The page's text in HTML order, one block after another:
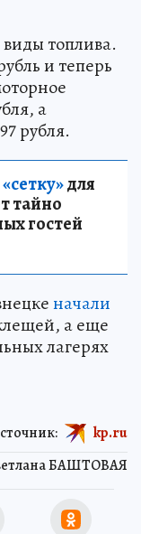
топлива.
и теперь
а
рубля.
для
тайно
гостей
начали
а еще
лагерях
БАШТОВАЯ
kp.ru